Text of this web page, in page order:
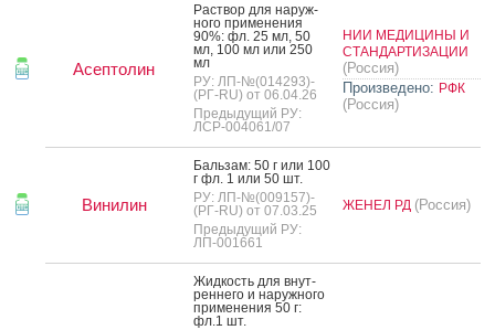
Асептолин
Рас­твор для на­руж­
но­го при­мене­ния
90%: фл. 25 мл, 50
мл, 100 мл или 250
мл
РУ: ЛП-№(014293)-
(РГ-RU) от 06.04.26
Предыдущий РУ:
ЛСР-004061/07
НИИ МЕДИЦИНЫ И
СТАНДАРТИЗАЦИИ
(Россия)
Произведено: РФК
(Россия)
Винилин
Баль­зам: 50 г или 100
г фл. 1 или 50 шт.
РУ: ЛП-№(009157)-
(РГ-RU) от 07.03.25
Предыдущий РУ:
ЛП-001661
ЖЕНЕЛ РД (Россия)
Жид­кость для внут­
ренне­го и на­руж­но­го
при­мене­ния 50 г:
фл.1 шт.